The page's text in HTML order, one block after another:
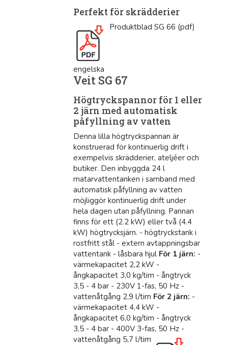
Perfekt för skrädderier
Produktblad SG 66 (pdf)
engelska
Veit SG 67
Högtryckspannor för 1 eller
2 järn med automatisk
påfyllning av vatten
Denna lilla högtryckspannan är
konstruerad för kontinuerlig drift i
exempelvis skrädderier, ateljéer och
butiker. Den inbyggda 24 l
matarvattentanken i samband med
automatisk påfyllning av vatten
möjliggör kontinuerlig drift under
hela dagen utan påfyllning. Pannan
finns för ett (2.2 kW) eller två (4.4
kW) högtrycksjärn. - högtryckstank i
rostfritt stål - extern avtappningsbar
vattentank - låsbara hjul För 1 järn: -
värmekapacitet 2,2 kW -
ångkapacitet 3,0 kg/tim - ångtryck
3,5 - 4 bar - 230V 1-fas, 50 Hz -
vattenåtgång 2,9 l/tim För 2 järn: -
värmekapacitet 4,4 kW -
ångkapacitet 6,0 kg/tim - ångtryck
3,5 - 4 bar - 400V 3-fas, 50 Hz -
vattenåtgång 5,7 l/tim